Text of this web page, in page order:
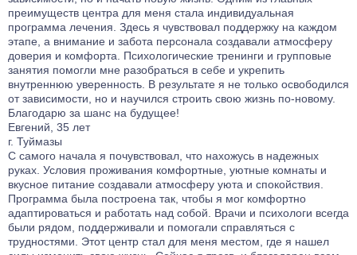
преимуществ центра для меня стала индивидуальная
программа лечения. Здесь я чувствовал поддержку на каждом
этапе, а внимание и забота персонала создавали атмосферу
доверия и комфорта. Психологические тренинги и групповые
занятия помогли мне разобраться в себе и укрепить
внутреннюю уверенность. В результате я не только освободился
от зависимости, но и научился строить свою жизнь по-новому.
Благодарю за шанс на будущее!
Евгений, 35 лет
г. Туймазы
С самого начала я почувствовал, что нахожусь в надежных
руках. Условия проживания комфортные, уютные комнаты и
вкусное питание создавали атмосферу уюта и спокойствия.
Программа была построена так, чтобы я мог комфортно
адаптироваться и работать над собой. Врачи и психологи всегда
были рядом, поддерживали и помогали справляться с
трудностями. Этот центр стал для меня местом, где я нашел